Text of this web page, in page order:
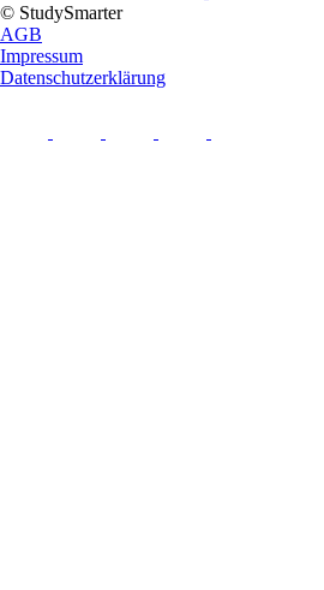
© StudySmarter
AGB
Impressum
Datenschutzerklärung